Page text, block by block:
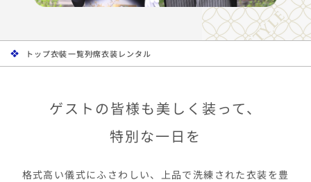
トップ衣装一覧列席衣装レンタル
ゲストの皆様も美しく装って、
特別な一日を
格式高い儀式にふさわしい、上品で洗練された衣装を豊